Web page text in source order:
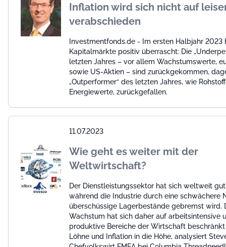
Inflation wird sich nicht auf
verabschieden
Investmentfonds.de - Im ersten Halbjahr 2023
Kapitalmärkte positiv überrascht: Die
letzten Jahres – vor allem Wachstumswerte,
sowie US-Aktien – sind zurückgekommen,
„Outperformer“ des letzten Jahres, wie
Energiewerte, zurückgefallen.
11.07.2023
Wie geht es weiter mit der
Weltwirtschaft?
Der Dienstleistungssektor hat sich weltweit
während die Industrie durch eine schwächere
überschüssige Lagerbestände gebremst wird.
Wachstum hat sich daher auf arbeitsintensive
produktive Bereiche der Wirtschaft
Löhne und Inflation in die Höhe, analysiert